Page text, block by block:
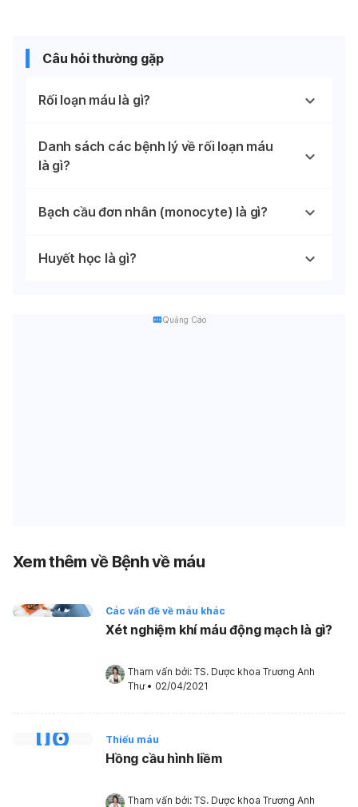
Câu hỏi thường gặp
Rối loạn máu là gì?
Danh sách các bệnh lý về rối loạn máu
là gì?
Bạch cầu đơn nhân (monocyte) là gì?
Huyết học là gì?
Quảng Cáo
Xem thêm về Bệnh về máu
Các vấn đề về máu khác
Xét nghiệm khí máu động mạch là gì?
Tham vấn bởi: TS. Dược khoa Trương Anh
Thư • 02/04/2021
Thiếu máu
Hồng cầu hình liềm
Tham vấn bởi: TS. Dược khoa Trương Anh